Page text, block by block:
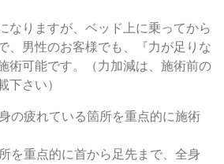
なりますが、ベッド上に乗ってから
、男性のお客様でも、『力が足りな
術可能です。（力加減は、施術前の
下さい）
の疲れている箇所を重点的に施術
を重点的に首から足先まで、全身